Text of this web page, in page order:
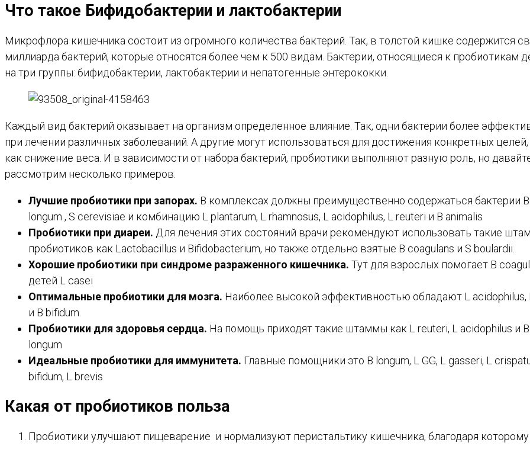
Что такое Бифидобактерии и лактобактерии
Микрофлора кишечника состоит из огромного количества бактерий. Так, в толстой кишке содержится
миллиарда бактерий, которые относятся более чем к 500 видам. Бактерии, относящиеся к пробиотикам
на три группы: бифидобактерии, лактобактерии и непатогенные энтерококки.
Каждый вид бактерий оказывает на организм определенное влияние. Так, одни бактерии более
при лечении различных заболеваний. А другие могут использоваться для достижения конкретных целей,
как снижение веса. И в зависимости от набора бактерий, пробиотики выполняют разную роль, но
рассмотрим несколько примеров.
Лучшие пробиотики при запорах. В комплексах должны преимущественно содержаться бактерии B
longum , S cerevisiae и комбинацию L plantarum, L rhamnosus, L acidophilus, L reuteri и B animalis
Пробиотики при диареи. Для лечения этих состояний врачи рекомендуют использовать такие
пробиотиков как Lactobacillus и Bifidobacterium, но также отдельно взятые B coagulans и S boulardii.
Хорошие пробиотики при синдроме разраженного кишечника. Тут для взрослых помогает B
детей L casei
Оптимальные пробиотики для мозга. Наиболее высокой эффективностью обладают L acidophilus,
и B bifidum.
Пробиотики для здоровья сердца. На помощь приходят такие штаммы как L reuteri, L acidophilus и B
longum
Идеальные пробиотики для иммунитета. Главные помощники это B longum, L GG, L gasseri, L
bifidum, L brevis
Какая от пробиотиков польза
Пробиотики улучшают пищеварение и нормализуют перистальтику кишечника, благодаря которому